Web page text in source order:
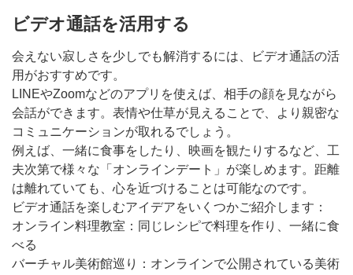
ビデオ通話を活用する
会えない寂しさを少しでも解消するには、ビデオ通話の活
用がおすすめです。
LINEやZoomなどのアプリを使えば、相手の顔を見ながら
会話ができます。表情や仕草が見えることで、より親密な
コミュニケーションが取れるでしょう。
例えば、一緒に食事をしたり、映画を観たりするなど、工
夫次第で様々な「オンラインデート」が楽しめます。距離
は離れていても、心を近づけることは可能なのです。
ビデオ通話を楽しむアイデアをいくつかご紹介します：
オンライン料理教室：同じレシピで料理を作り、一緒に食
べる
バーチャル美術館巡り：オンラインで公開されている美術